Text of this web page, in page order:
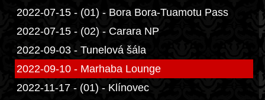
2022-07-15 - (01) - Bora Bora-Tuamotu Pass
2022-07-15 - (02) - Carara NP
2022-09-03 - Tunelová šála
2022-09-10 - Marhaba Lounge
2022-11-17 - (01) - Klínovec